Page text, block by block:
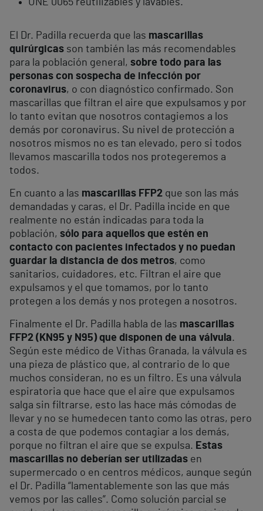
UNE 0065 reutilizables y lavables.
El Dr. Padilla recuerda que las mascarillas
quirúrgicas son también las más recomendables
para la población general, sobre todo para las
personas con sospecha de infección por
coronavirus, o con diagnóstico confirmado. Son
mascarillas que filtran el aire que expulsamos y por
lo tanto evitan que nosotros contagiemos a los
demás por coronavirus. Su nivel de protección a
nosotros mismos no es tan elevado, pero si todos
llevamos mascarilla todos nos protegeremos a
todos.
En cuanto a las mascarillas FFP2 que son las más
demandadas y caras, el Dr. Padilla incide en que
realmente no están indicadas para toda la
población, sólo para aquellos que estén en
contacto con pacientes infectados y no puedan
guardar la distancia de dos metros, como
sanitarios, cuidadores, etc. Filtran el aire que
expulsamos y el que tomamos, por lo tanto
protegen a los demás y nos protegen a nosotros.
Finalmente el Dr. Padilla habla de las mascarillas
FFP2 (KN95 y N95) que disponen de una válvula.
Según este médico de Vithas Granada, la válvula es
una pieza de plástico que, al contrario de lo que
muchos consideran, no es un filtro. Es una válvula
espiratoria que hace que el aire que expulsamos
salga sin filtrarse, esto las hace más cómodas de
llevar y no se humedecen tanto como las otras, pero
a costa de que podemos contagiar a los demás,
porque no filtran el aire que se expulsa. Estas
mascarillas no deberían ser utilizadas en
supermercado o en centros médicos, aunque según
el Dr. Padilla “lamentablemente son las que más
vemos por las calles”. Como solución parcial se